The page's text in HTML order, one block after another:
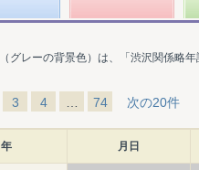
（グレーの背景色）は、「渋沢関係略
3 4 74 次の20件
年 月日